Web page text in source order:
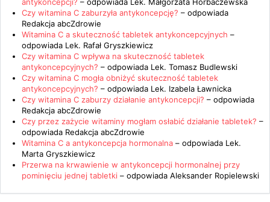
Czy witamina C zaburzyła antykoncepcję? – odpowiada
Redakcja abcZdrowie
Witamina C a skuteczność tabletek antykoncepcyjnych –
odpowiada Lek. Rafał Gryszkiewicz
Czy witamina C wpływa na skuteczność tabletek
antykoncepcyjnych? – odpowiada Lek. Tomasz Budlewski
Czy witamina C mogła obniżyć skuteczność tabletek
antykoncepcyjnych? – odpowiada Lek. Izabela Ławnicka
Czy witamina C zaburzy działanie antykoncepcji? – odpowiada
Redakcja abcZdrowie
Czy przez zażycie witaminy mogłam osłabić działanie tabletek? –
odpowiada Redakcja abcZdrowie
Witamina C a antykoncepcja hormonalna – odpowiada Lek.
Marta Gryszkiewicz
Przerwa na krwawienie w antykoncepcji hormonalnej przy
pominięciu jednej tabletki – odpowiada Aleksander Ropielewski